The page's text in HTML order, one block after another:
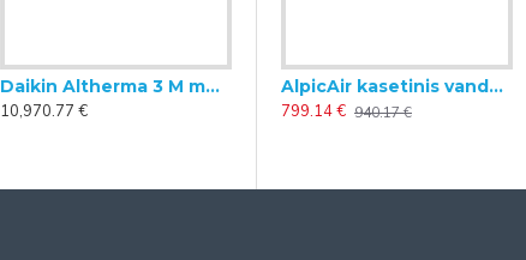
Daikin Altherma 3 M monoblokinis šilumos siurblys oras-vanduo 16 kW (trifazis)
10,970.77 €
Daikin Altherma 3 M monoblokinis šilumos siurblys oras-vanduo 4.3 kW
4,898.69 €
AlpicAir kasetinis vandeninis ventiliatorinis konvektorius (fankoilas) 12.9 kW
799.14 € 940.17 €